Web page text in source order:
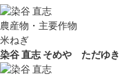
農産物・主要作物
米ねぎ
染谷 直志 そめや ただゆき